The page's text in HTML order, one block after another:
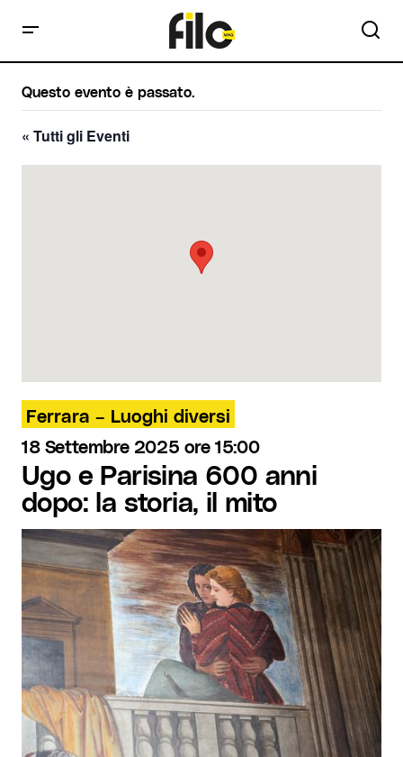
Questo evento è passato.
« Tutti gli Eventi
Ferrara – Luoghi diversi
18 Settembre 2025 ore 15:00
Ugo e Parisina 600 anni
dopo: la storia, il mito